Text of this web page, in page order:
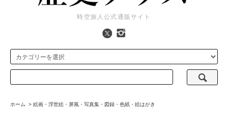
時空旅人公式通販サイト
ホーム > 絵画・浮世絵・屏風・写真集・図録・色紙・絵はがき